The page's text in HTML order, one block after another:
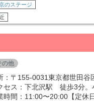
のステージ
の他
：〒155-0031東京都世田谷
セス：下北沢駅 徒歩3分。
時間：11:00〜20:00【定休